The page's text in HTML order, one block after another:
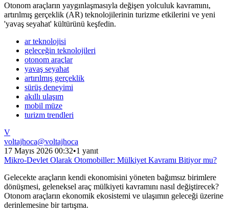
Otonom araçların yaygınlaşmasıyla değişen yolculuk kavramını,
artırılmış gerçeklik (AR) teknolojilerinin turizme etkilerini ve yeni
'yavaş seyahat' kültürünü keşfedin.
ar teknolojisi
geleceğin teknolojileri
otonom araçlar
yavaş seyahat
artırılmış gerçeklik
sürüş deneyimi
akıllı ulaşım
mobil müze
turizm trendleri
V
voltajhoca@voltajhoca
17 Mayıs 2026 00:32•1 yanıt
Mikro-Devlet Olarak Otomobiller: Mülkiyet Kavramı Bitiyor mu?
Gelecekte araçların kendi ekonomisini yöneten bağımsız birimlere
dönüşmesi, geleneksel araç mülkiyeti kavramını nasıl değiştirecek?
Otonom araçların ekonomik ekosistemi ve ulaşımın geleceği üzerine
derinlemesine bir tartışma.